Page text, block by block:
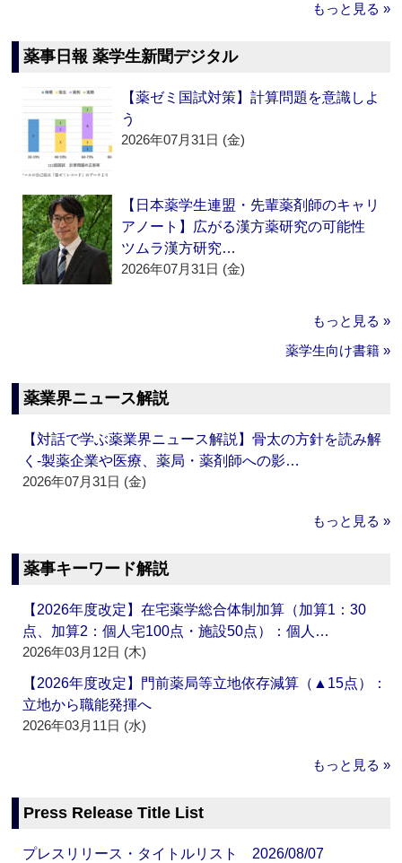
もっと見る »
薬事日報 薬学生新聞デジタル
【薬ゼミ国試対策】計算問題を意識しよ
う
2026年07月31日 (金)
【日本薬学生連盟・先輩薬剤師のキャリ
アノート】広がる漢方薬研究の可能性
ツムラ漢方研究…
2026年07月31日 (金)
もっと見る »
薬学生向け書籍 »
薬業界ニュース解説
【対話で学ぶ薬業界ニュース解説】骨太の方針を読み解
く‐製薬企業や医療、薬局・薬剤師への影…
2026年07月31日 (金)
もっと見る »
薬事キーワード解説
【2026年度改定】在宅薬学総合体制加算（加算1：30
点、加算2：個人宅100点・施設50点）：個人…
2026年03月12日 (木)
【2026年度改定】門前薬局等立地依存減算（▲15点）：
立地から職能発揮へ
2026年03月11日 (水)
もっと見る »
Press Release Title List
プレスリリース・タイトルリスト 2026/08/07